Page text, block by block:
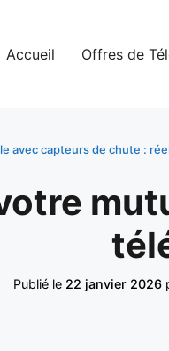
Accueil Offres de
avec capteurs de chute :
Publié le 22 janvier 2026